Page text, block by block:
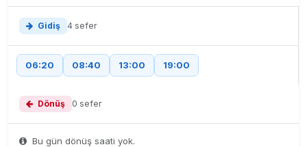
Gidiş 4 sefer
06:20 08:40 13:00 19:00
Dönüş 0 sefer
Bu gün dönüş saati yok.